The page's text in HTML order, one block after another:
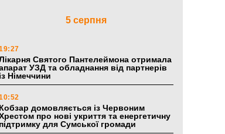
5 серпня
Святого Пантелеймона отримала
УЗД та обладнання від партнерів
із Німеччини
Кобзар домовляється із Червоним
про нові укриття та енергетичну
підтримку для Сумської громади